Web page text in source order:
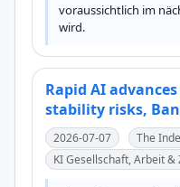
voraussichtlich im
wird.
Rapid AI
stability risks,
2026-07-07
The
KI Gesellschaft, Arbeit &